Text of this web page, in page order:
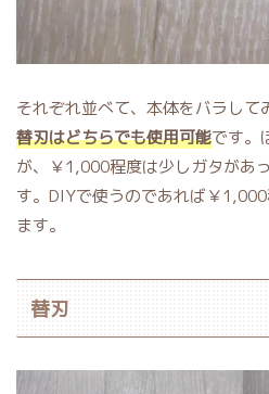
それぞれ並べて、本体をバラして
替刃はどちらでも使用可能です。
が、￥1,000程度は少しガタがあ
す。DIYで使うのであれば￥
ます。
替刃